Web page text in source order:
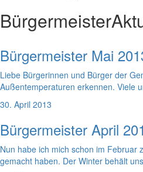
Bürgermeister
Bürgermeister Mai
Liebe Bürgerinnen und Bürger der
Außentemperaturen erkennen. Viele
30. April 2013
Bürgermeister April
Nun habe ich mich schon im Februar
gemacht haben. Der Winter behält